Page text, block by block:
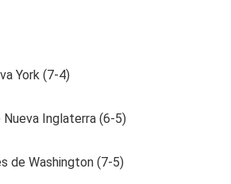
York (7-4)
Inglaterra (6-5)
de Washington (7-5)